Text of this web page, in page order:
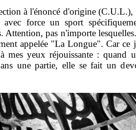
à l'énoncé d'origine (C.U.L.),
force un sport
Attention, pas n'importe
appelée "La Longue". Car ce
mes yeux réjouissante : quand
une partie, elle se fait un